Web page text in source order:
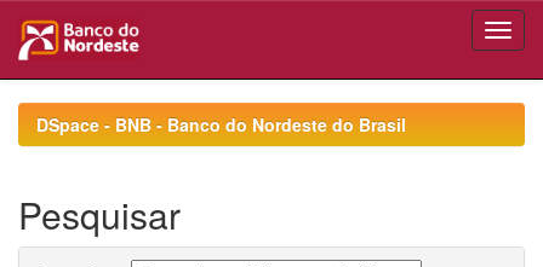
navigationDSpace - BNB - Banco do Nordeste do Brasil
Pesquisar